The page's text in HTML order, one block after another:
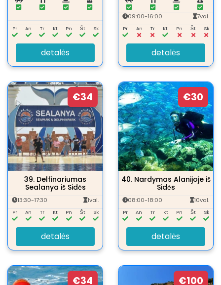
Pr An Tr Kt Pn Št Sk
detalės
09:00-16:00 7val.
Pr An Tr Kt Pn Št Sk
detalės
€34
39. Delfinariumas
Sealanya iš Sidės
13:30-17:30 1val.
Pr An Tr Kt Pn Št Sk
detalės
€30
40. Nardymas Alanijoje iš
Sidės
08:00-18:00 10val.
Pr An Tr Kt Pn Št Sk
detalės
€34 €100